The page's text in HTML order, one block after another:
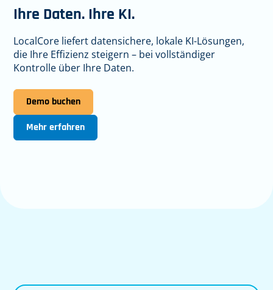
Ihre Daten. Ihre KI.
LocalCore liefert datensichere, lokale KI-Lösungen,
die Ihre Effizienz steigern – bei vollständiger
Kontrolle über Ihre Daten.
Demo buchen
Mehr erfahren